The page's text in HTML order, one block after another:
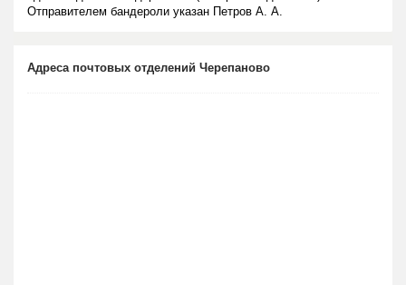
Отправителем бандероли указан Петров А. А.
Адреса почтовых отделений Черепаново